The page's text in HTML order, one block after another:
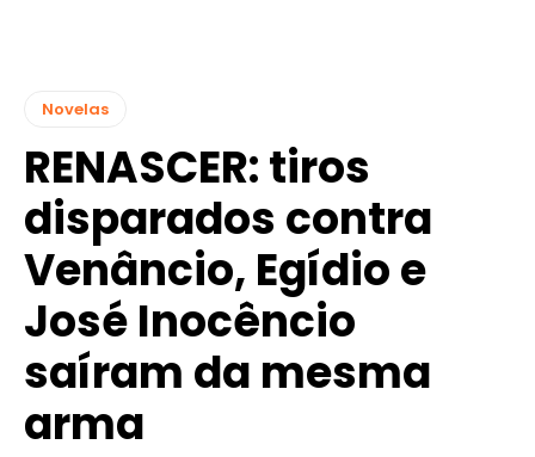
Novelas
RENASCER: tiros
disparados contra
Venâncio, Egídio e
José Inocêncio
saíram da mesma
arma